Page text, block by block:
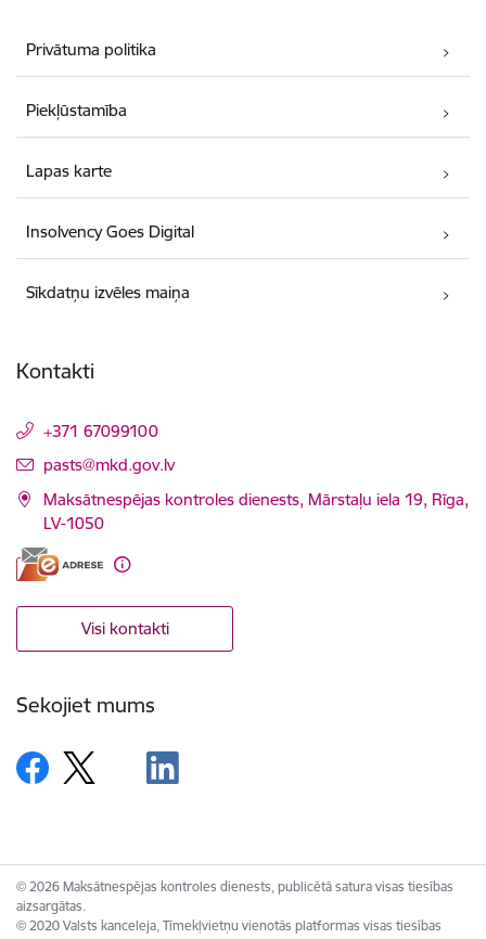
Privātuma politika
Piekļūstamība
Lapas karte
Insolvency Goes Digital
Sīkdatņu izvēles maiņa
Kontakti
+371 67099100
E-pasts:
pasts@mkd.gov.lv
Maksātnespējas kontroles dienests, Mārstaļu iela 19, Rīga,
LV-1050
Visi kontakti
Sekojiet mums
© 2026 Maksātnespējas kontroles dienests, publicētā satura visas tiesības
aizsargātas.
© 2020 Valsts kanceleja, Tīmekļvietņu vienotās platformas visas tiesības